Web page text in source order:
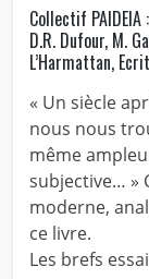
Collectif PAIDEIA
D.R. Dufour, M.
L’Harmattan,
« Un siècle
nous nous
même
subjective… »
moderne,
ce livre.
Les brefs